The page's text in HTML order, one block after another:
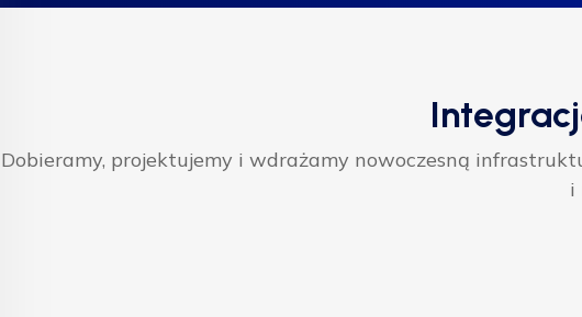
Dobieramy, projektujemy i wdrażamy nowoczesną
i